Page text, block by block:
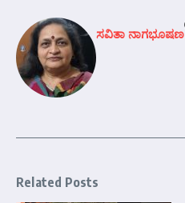
ಸವಿತಾ ನಾಗಭೂಷಣ
Related Posts